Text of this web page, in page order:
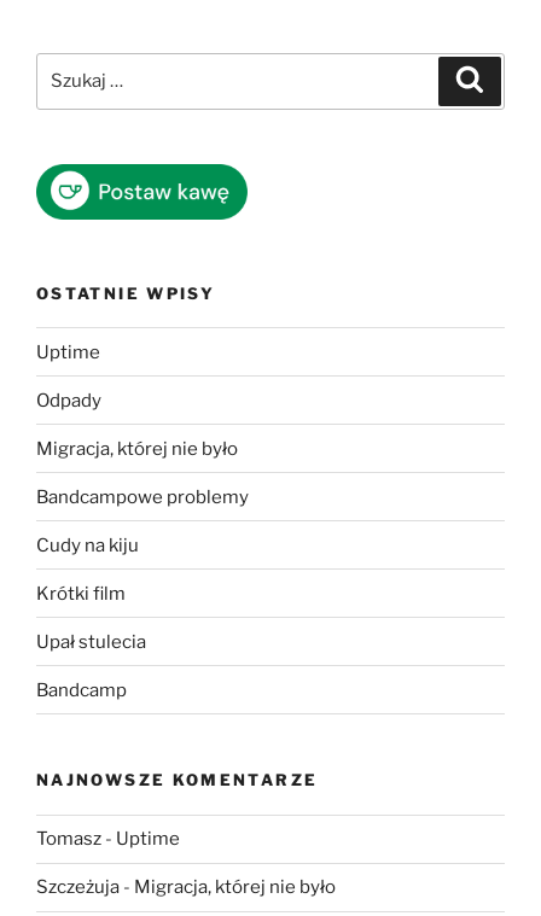
OSTATNIE WPISY
Uptime
Odpady
Migracja, której nie było
Bandcampowe problemy
Cudy na kiju
Krótki film
Upał stulecia
Bandcamp
NAJNOWSZE KOMENTARZE
Tomasz - Uptime
Szczeżuja - Migracja, której nie było